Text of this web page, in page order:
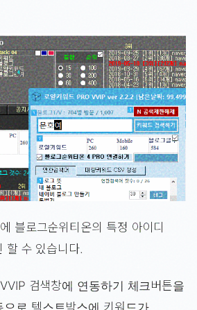
블로그순위티온의 특정 아이디
할 수 있습니다.
검색창에 연동하기 체크버튼을
으로 텍스트박스에 키워드가